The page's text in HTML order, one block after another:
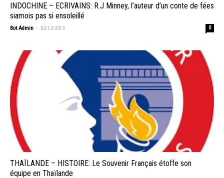
INDOCHINE – ECRIVAINS: R.J Minney, l’auteur d’un conte de fées
siamois pas si ensoleillé
Bot Admin - 02/12/2019 0
THAÏLANDE – HISTOIRE: Le Souvenir Français étoffe son
équipe en Thaïlande